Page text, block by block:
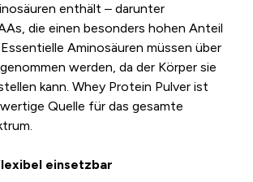
enthält – darunter
die einen besonders hohen Anteil
Aminosäuren müssen über
werden, da der Körper sie
kann. Whey Protein Pulver ist
Quelle für das gesamte
einsetzbar